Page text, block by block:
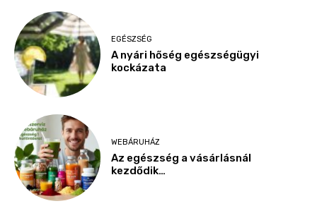
EGÉSZSÉG
A nyári hőség egészségügyi
kockázata
WEBÁRUHÁZ
Az egészség a vásárlásnál
kezdődik…